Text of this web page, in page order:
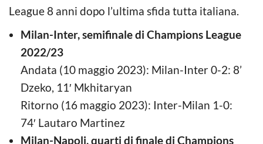
League 8 anni dopo l’ultima sfida tutta italiana.
Milan-Inter, semifinale di Champions League
2022/23
Andata (10 maggio 2023): Milan-Inter 0-2: 8’
Dzeko, 11′ Mkhitaryan
Ritorno (16 maggio 2023): Inter-Milan 1-0:
74′ Lautaro Martinez
Milan-Napoli, quarti di finale di Champions